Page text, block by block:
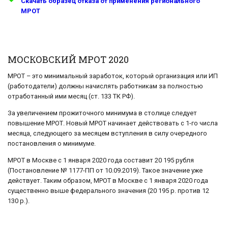
МРОТ
МОСКОВСКИЙ МРОТ 2020
МРОТ – это минимальный заработок, который организация или ИП
(работодатели) должны начислять работникам за полностью
отработанный ими месяц (ст. 133 ТК РФ).
За увеличением прожиточного минимума в столице следует
повышение МРОТ. Новый МРОТ начинает действовать с 1-го числа
месяца, следующего за месяцем вступления в силу очередного
постановления о минимуме.
МРОТ в Москве с 1 января 2020 года составит 20 195 рубля
(Постановление № 1177-ПП от 10.09.2019). Такое значение уже
действует. Таким образом, МРОТ в Москве с 1 января 2020 года
существенно выше федерального значения (20 195 р. против 12
130 р.).